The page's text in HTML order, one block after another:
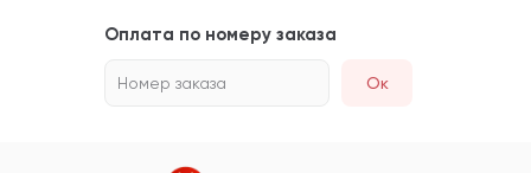
Оплата по номеру заказа
Номер заказа Ок